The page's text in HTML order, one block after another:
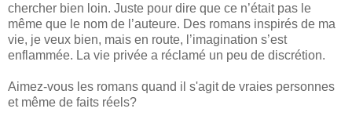
chercher bien loin. Juste pour dire que ce n’était pas le
même que le nom de l’auteure. Des romans inspirés de ma
vie, je veux bien, mais en route, l’imagination s’est
enflammée. La vie privée a réclamé un peu de discrétion.
Aimez-vous les romans quand il s'agit de vraies personnes
et même de faits réels?